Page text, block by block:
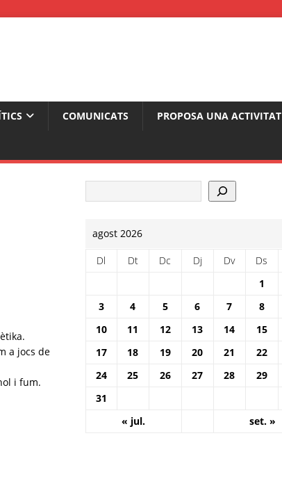
COMUNICATS PROPOSA UNA ACTIVITAT
a jocs de
i fum.
agost 2026
Dl Dt Dc Dj Dv Ds
1
3
4 5 6 7 8
10
11 12 13 14 15
17
18 19 20 21 22
24
25 26 27 28 29
31
« jul.
set. »